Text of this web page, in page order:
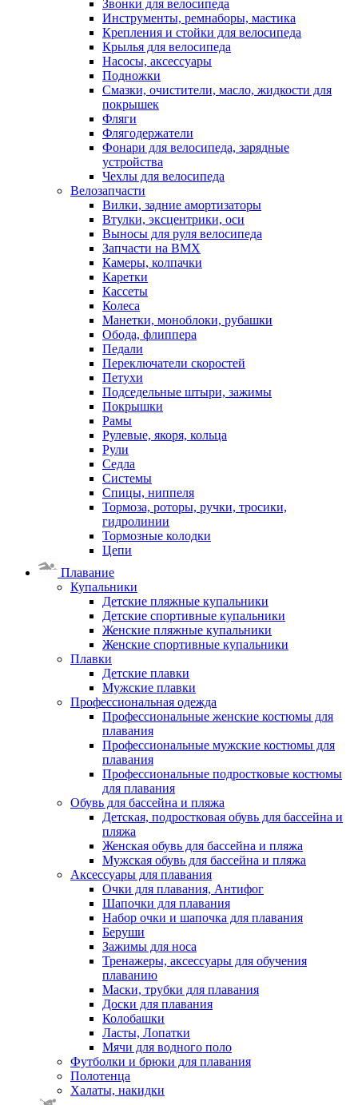
Звонки для велосипеда
Инструменты, ремнаборы, мастика
Крепления и стойки для велосипеда
Крылья для велосипеда
Насосы, аксессуары
Подножки
Смазки, очистители, масло, жидкости для
покрышек
Фляги
Флягодержатели
Фонари для велосипеда, зарядные
устройства
Чехлы для велосипеда
Велозапчасти
Вилки, задние амортизаторы
Втулки, эксцентрики, оси
Выносы для руля велосипеда
Запчасти на BMX
Камеры, колпачки
Каретки
Кассеты
Колеса
Манетки, моноблоки, рубашки
Обода, флиппера
Педали
Переключатели скоростей
Петухи
Подседельные штыри, зажимы
Покрышки
Рамы
Рулевые, якоря, кольца
Рули
Седла
Системы
Спицы, ниппеля
Тормоза, роторы, ручки, тросики,
гидролинии
Тормозные колодки
Цепи
Плавание
Купальники
Детские пляжные купальники
Детские спортивные купальники
Женские пляжные купальники
Женские спортивные купальники
Плавки
Детские плавки
Мужские плавки
Профессиональная одежда
Профессиональные женские костюмы для
плавания
Профессиональные мужские костюмы для
плавания
Профессиональные подростковые костюмы
для плавания
Обувь для бассейна и пляжа
Детская, подростковая обувь для бассейна и
пляжа
Женская обувь для бассейна и пляжа
Мужская обувь для бассейна и пляжа
Аксессуары для плавания
Очки для плавания, Антифог
Шапочки для плавания
Набор очки и шапочка для плавания
Беруши
Зажимы для носа
Тренажеры, аксессуары для обучения
плаванию
Маски, трубки для плавания
Доски для плавания
Колобашки
Ласты, Лопатки
Мячи для водного поло
Футболки и брюки для плавания
Полотенца
Халаты, накидки